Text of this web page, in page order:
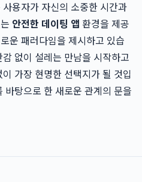
용자가 자신의 소중한 시간과
안전한 데이팅 앱 환경을 제공
운 패러다임을 제시하고 있습
없이 설레는 만남을 시작하고
가장 현명한 선택지가 될 것입
바탕으로 한 새로운 관계의 문을